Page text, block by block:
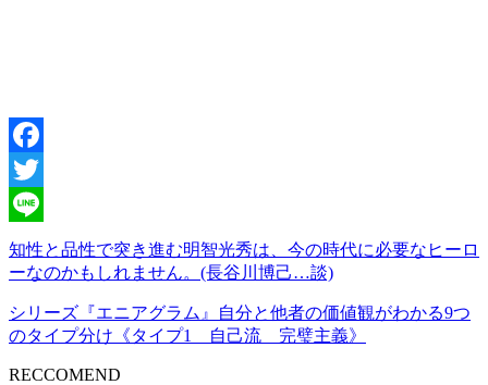
Facebook
Twitter
Line
知性と品性で突き進む明智光秀は、今の時代に必要なヒーロ
ーなのかもしれません。(長谷川博己…談)
シリーズ『エニアグラム』自分と他者の価値観がわかる9つ
のタイプ分け《タイプ1 自己流 完璧主義》
RECCOMEND